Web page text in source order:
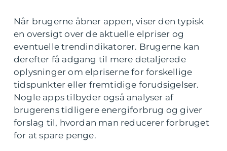
Når brugerne åbner appen, viser den typisk
en oversigt over de aktuelle elpriser og
eventuelle trendindikatorer. Brugerne kan
derefter få adgang til mere detaljerede
oplysninger om elpriserne for forskellige
tidspunkter eller fremtidige forudsigelser.
Nogle apps tilbyder også analyser af
brugerens tidligere energiforbrug og giver
forslag til, hvordan man reducerer forbruget
for at spare penge.